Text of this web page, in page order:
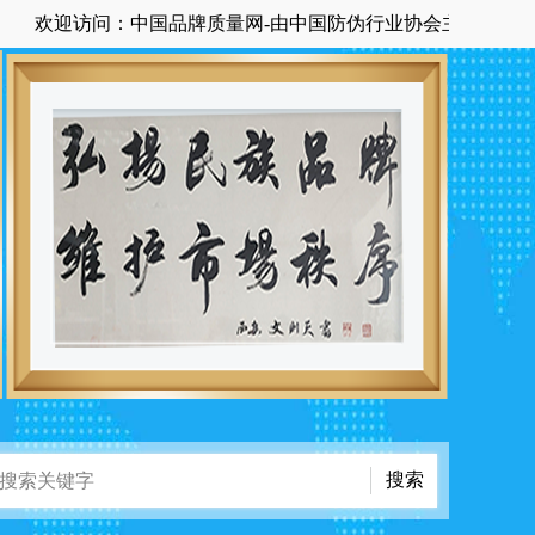
：中国品牌质量网-由中国防伪行业协会主管主办国家级中